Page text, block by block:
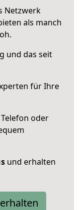
Netzwerk
als manch
und das seit
für Ihre
oder
und erhalten